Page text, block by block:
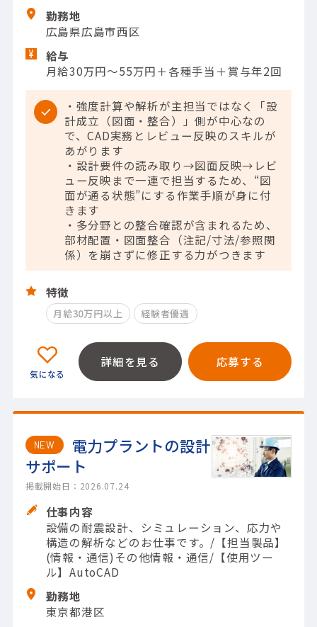
勤務地
広島県広島市西区
給与
月給30万円～55万円＋各種手当＋賞与年2回
・強度計算や解析が主担当ではなく「設
計成立（図面・整合）」側が中心なの
で、CAD実務とレビュー反映のスキルが
あがります
・設計要件の読み取り→図面反映→レビ
ュー反映まで一連で担当するため、“図
面が通る状態”にする作業手順が身に付
きます
・多分野との整合確認が含まれるため、
部材配置・図面整合（注記/寸法/参照関
係）を崩さずに修正する力がつきます
特徴
月給30万円以上 経験者優遇
詳細を見る 応募する
NEW
電力プラントの設計
サポート
掲載開始日：2026.07.24
仕事内容
設備の耐震設計、シミュレーション、応力や
構造の解析などのお仕事です。/【担当製品】
(情報・通信)その他情報・通信/【使用ツー
ル】AutoCAD
勤務地
東京都港区